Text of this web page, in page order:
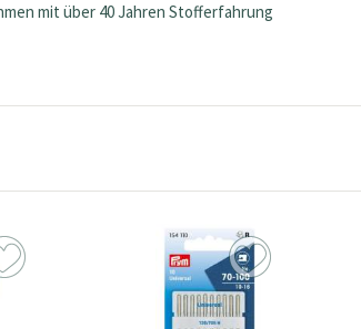
mit über 40 Jahren Stofferfahrung